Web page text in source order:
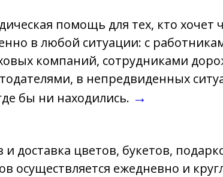
помощь для тех, кто хочет
в любой ситуации: с
компаний, сотрудниками
в непредвиденных
бы ни находились. →
и доставка цветов, букетов,
осуществляется ежедневно и